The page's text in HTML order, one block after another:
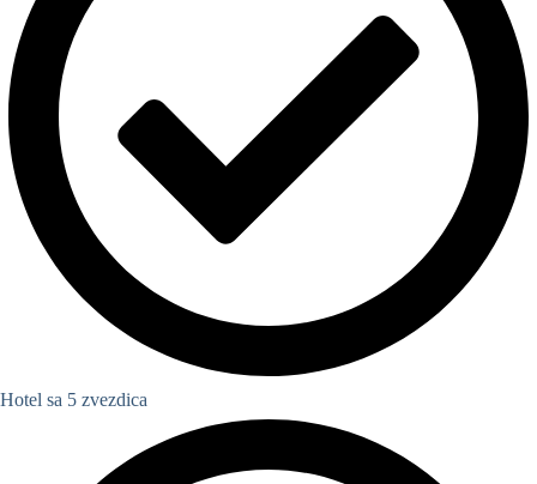
Hotel sa 5 zvezdica